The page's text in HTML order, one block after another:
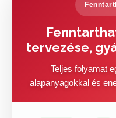
tervezése,
Teljes folyamat
alapanyagokkal és